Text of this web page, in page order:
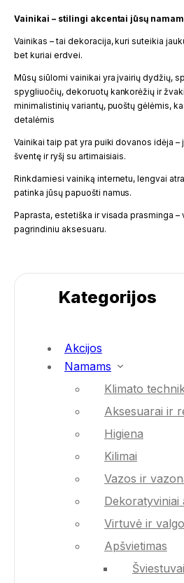
Vainikai – stilingi akcentai jūsų
Vainikas – tai dekoracija, kuri suteikia
bet kuriai erdvei.
Mūsų siūlomi vainikai yra įvairių dydžių,
spygliuočių, dekoruotų kankorėžių ir
minimalistinių variantų, puoštų gėlėmis,
detalėmis
Vainikai taip pat yra puiki dovanos idėja
šventę ir ryšį su artimaisiais.
Rinkdamiesi vainiką internetu, lengvai
patinka jūsų papuošti namus.
Paprasta, estetiška ir visada prasminga
pagrindiniu aksesuaru.
Kategorijos
Akcijos
Namams
Klimato
Aksesuarai ir
Higiena
Kilimai
Vazos ir
Dekoratyviniai
Virtuvė ir
Apšvietimas
Šviestuvai